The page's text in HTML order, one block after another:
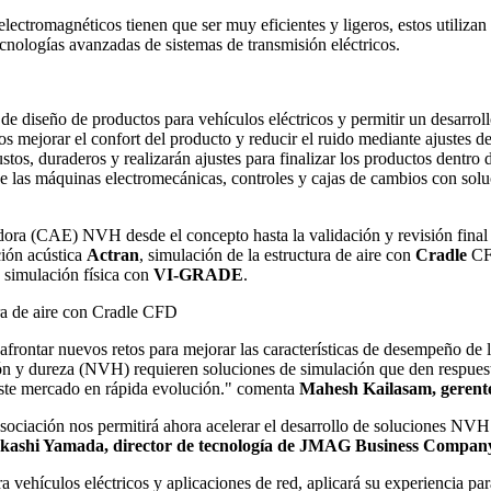
tienen que ser muy eficientes y ligeros, estos
avanzadas de sistemas de transmisión eléctricos.
diseño de productos para vehículos eléctricos y permitir un
el confort del producto y reducir el ruido mediante ajustes
duraderos y realizarán ajustes para finalizar los productos
las máquinas electromecánicas, controles y cajas de cambios con
(CAE) NVH desde el concepto hasta la validación y revisión
acústica Actran, simulación de la estructura de aire con Cradle
física con VI-GRADE.
nuevos retos para mejorar las características de desempeño
dureza (NVH) requieren soluciones de simulación que den
mercado en rápida evolución." comenta Mahesh Kailasam,
nos permitirá ahora acelerar el desarrollo de soluciones
Yamada, director de tecnología de JMAG Business
eléctricos y aplicaciones de red, aplicará su experiencia